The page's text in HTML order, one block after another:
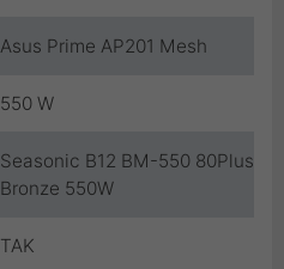
Asus Prime AP201 Mesh
550 W
Seasonic B12 BM-550 80Plus
Bronze 550W
TAK